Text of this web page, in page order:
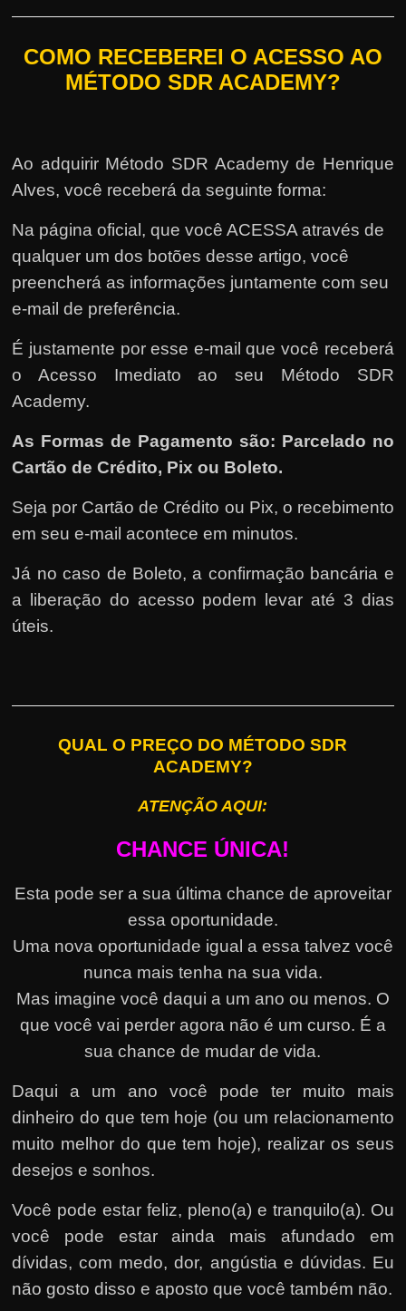
COMO RECEBEREI O ACESSO AO
MÉTODO SDR ACADEMY?
Ao adquirir Método SDR Academy de Henrique
Alves, você receberá da seguinte forma:
Na página oficial, que você ACESSA através de
qualquer um dos botões desse artigo, você
preencherá as informações juntamente com seu
e-mail de preferência.
É justamente por esse e-mail que você receberá
o Acesso Imediato ao seu Método SDR
Academy.
As Formas de Pagamento são: Parcelado no
Cartão de Crédito, Pix ou Boleto.
Seja por Cartão de Crédito ou Pix, o recebimento
em seu e-mail acontece em minutos.
Já no caso de Boleto, a confirmação bancária e
a liberação do acesso podem levar até 3 dias
úteis.
QUAL O PREÇO DO MÉTODO SDR
ACADEMY?
ATENÇÃO AQUI:
CHANCE ÚNICA!
Esta pode ser a sua última chance de aproveitar
essa oportunidade.
Uma nova oportunidade igual a essa talvez você
nunca mais tenha na sua vida.
Mas imagine você daqui a um ano ou menos. O
que você vai perder agora não é um curso. É a
sua chance de mudar de vida.
Daqui a um ano você pode ter muito mais
dinheiro do que tem hoje (ou um relacionamento
muito melhor do que tem hoje), realizar os seus
desejos e sonhos.
Você pode estar feliz, pleno(a) e tranquilo(a). Ou
você pode estar ainda mais afundado em
dívidas, com medo, dor, angústia e dúvidas. Eu
não gosto disso e aposto que você também não.